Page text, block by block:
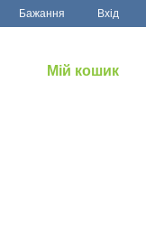
Бажання Вхід
Мій кошик